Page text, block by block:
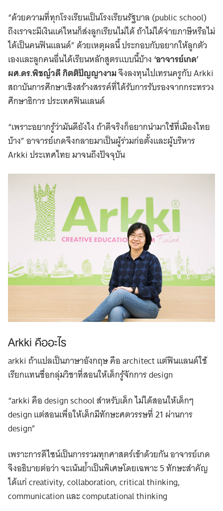
“ด้วยความที่ทุกโรงเรียนเป็นโรงเรียนรัฐบาล (public school)
ถึงเราจะมีเงินแค่ไหนก็ส่งลูกเรียนไม่ได้ ถ้าไม่ได้จ่ายภาษีหรือไม่
ได้เป็นคนฟินแลนด์” ด้วยเหตุผลนี้ ประกอบกับอยากให้ลูกตัว
เองและลูกคนอื่นได้เรียนหลักสูตรแบบนี้บ้าง ‘อาจารย์เกด’
ผศ.ดร.พิชญ์วดี กิตติปัญญางามจึงลงทุนไปเทรนครูกับ Arkki
สถาบันการศึกษาเชิงสร้างสรรค์ที่ได้รับการรับรองจากกระทรวง
ศึกษาธิการ ประเทศฟินแลนด์
“เพราะอยากรู้ว่ามันดียังไง ถ้าดีจริงก็อยากนำมาใช้ที่เมืองไทย
บ้าง” อาจารย์เกดจึงกลายมาเป็นผู้ร่วมก่อตั้งและผู้บริหาร
Arkki ประเทศไทย มาจนถึงปัจจุบัน
Arkki คืออะไร
arkki ถ้าแปลเป็นภาษาอังกฤษ คือ architect แต่ฟินแลนด์ใช้
เรียกแทนชื่อกลุ่มวิชาที่สอนให้เด็กรู้จักการ design
“arkki คือ design school สำหรับเด็ก ไม่ได้สอนให้เด็กๆ
design แต่สอนเพื่อให้เด็กมีทักษะศตวรรษที่ 21 ผ่านการ
design”
เพราะการดีไซน์เป็นการรวมทุกศาสตร์เข้าด้วยกัน อาจารย์เกด
จึงอธิบายต่อว่า จะเน้นย้ำเป็นพิเศษโดยเฉพาะ 5 ทักษะสำคัญ
ได้แก่ creativity, collaboration, critical thinking,
communication และ computational thinking